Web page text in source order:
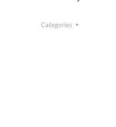
Categories